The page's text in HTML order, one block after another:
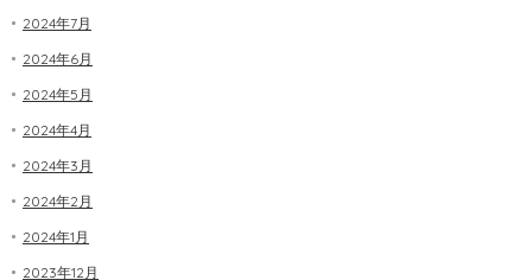
2024年7月
2024年6月
2024年5月
2024年4月
2024年3月
2024年2月
2024年1月
2023年12月